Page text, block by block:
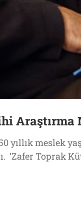
Araştırma
yıllık meslek
‘Zafer Toprak